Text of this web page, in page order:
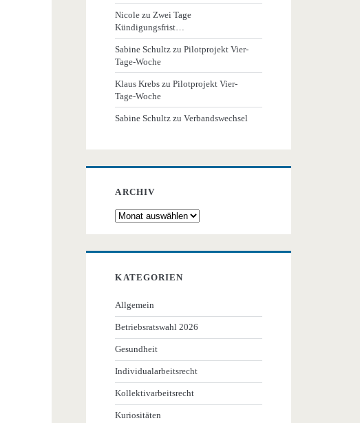
Nicole zu Zwei Tage
Kündigungsfrist…
Sabine Schultz zuPilotprojekt Vier-
Tage-Woche
Klaus Krebs zuPilotprojekt Vier-
Tage-Woche
Sabine Schultz zuVerbandswechsel
ARCHIV
Archiv
KATEGORIEN
Allgemein
Betriebsratswahl 2026
Gesundheit
Individualarbeitsrecht
Kollektivarbeitsrecht
Kuriositäten